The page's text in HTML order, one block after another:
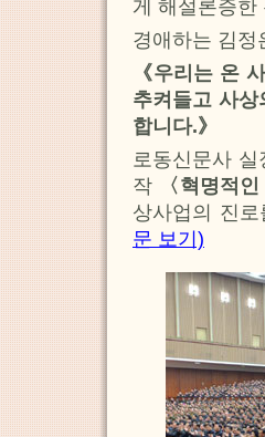
게 해설론증한
경애하는 김정
《우리는 온
추켜들고 사
합니다.》
로동신문사
작
〈혁명적
상사업의 진
문 보기)